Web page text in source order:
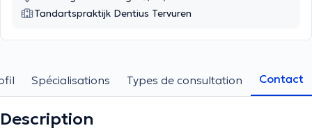
Tandartspraktijk Dentius Tervuren
Spécialisations Types de consultation Contact
Description